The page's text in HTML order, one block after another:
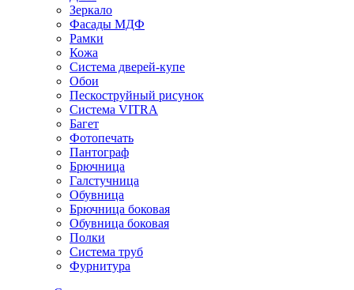
Зеркало
Фасады МДФ
Рамки
Кожа
Система дверей-купе
Обои
Пескоструйный рисунок
Система VITRA
Багет
Фотопечать
Пантограф
Брючница
Галстучница
Обувница
Брючница боковая
Обувница боковая
Полки
Система труб
Фурнитура